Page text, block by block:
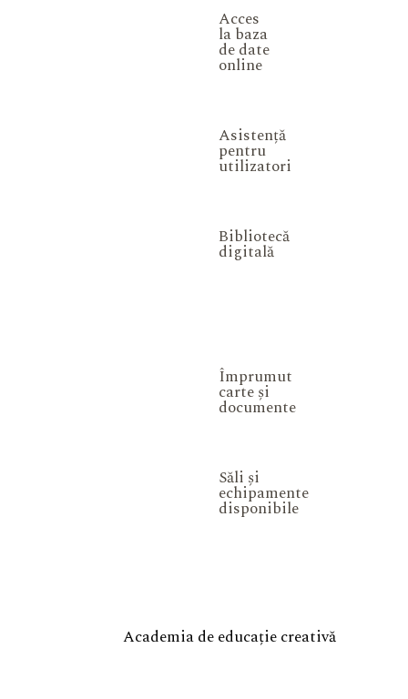
Acces
la baza
de date
online
Asistență
pentru
utilizatori
Bibliotecă
digitală
Împrumut
carte și
documente
Săli și
echipamente
disponibile
Academia de educație creativă